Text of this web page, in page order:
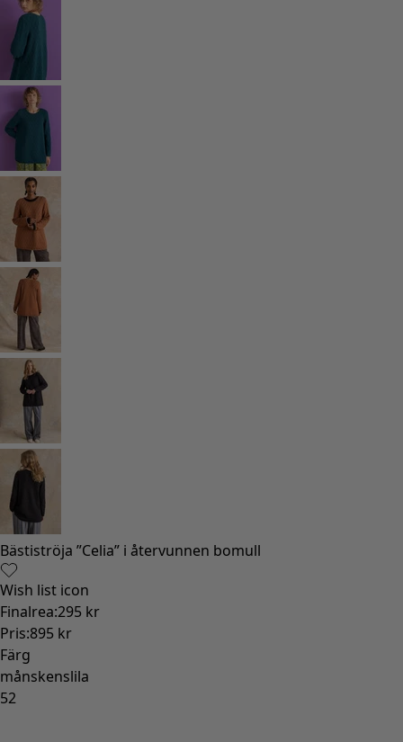
Bästiströja ”Celia” i återvunnen bomull
Wish list icon
Finalrea:295 kr
Pris:895 kr
Färg
månskenslila
52